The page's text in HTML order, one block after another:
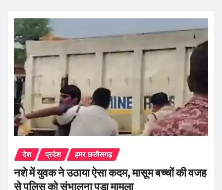
देश प्रदेश हमर छत्तीसगढ़
नशे में युवक ने उठाया ऐसा कदम, मासूम बच्चों की वजह
से पुलिस को संभालना पड़ा मामला